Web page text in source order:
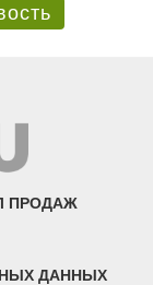
ПРОДАЖ
ДАННЫХ